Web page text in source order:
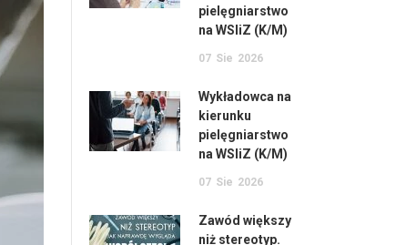
pielęgniarstwo
na WSIiZ (K/M)
07 Sie 2026
Wykładowca na
kierunku
pielęgniarstwo
na WSIiZ (K/M)
07 Sie 2026
Zawód większy
niż stereotyp.